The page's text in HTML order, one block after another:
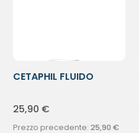
CETAPHIL FLUIDO
25,90 €
Prezzo precedente:25,90 €